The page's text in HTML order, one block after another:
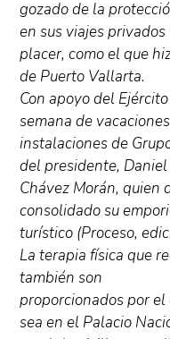
gozado de la
en sus viajes privados
placer, como el que
de Puerto Vallarta.
Con apoyo del
semana de
instalaciones de
del presidente, Daniel
Chávez Morán, quien
consolidado su
turístico (Proceso,
La terapia física que
también son
proporcionados por
sea en el Palacio